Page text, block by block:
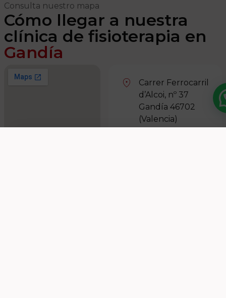
Consulta nuestro mapa
Cómo llegar a nuestra
clínica de fisioterapia en
Gandía
Carrer Ferrocarril
d’Alcoi, nº 37
Gandía 46702
(Valencia)